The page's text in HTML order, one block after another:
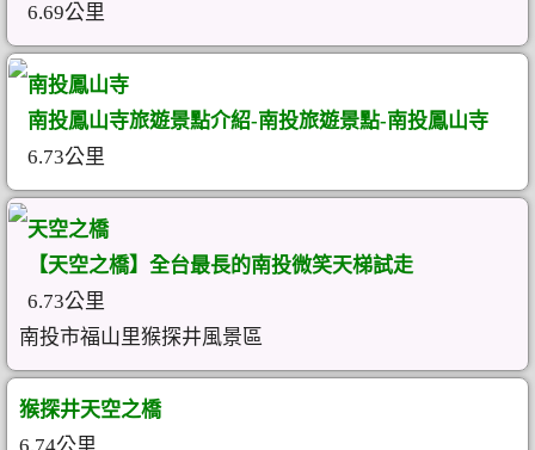
6.69公里
南投鳳山寺
南投鳳山寺旅遊景點介紹-南投旅遊景點-南投鳳山寺
6.73公里
天空之橋
【天空之橋】全台最長的南投微笑天梯試走
6.73公里
南投市福山里猴探井風景區
猴探井天空之橋